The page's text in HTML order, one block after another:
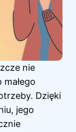
nie
Dzięki
jego